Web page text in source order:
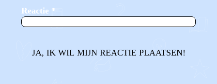
Reactie *
JA, IK WIL MIJN REACTIE PLAATSEN!